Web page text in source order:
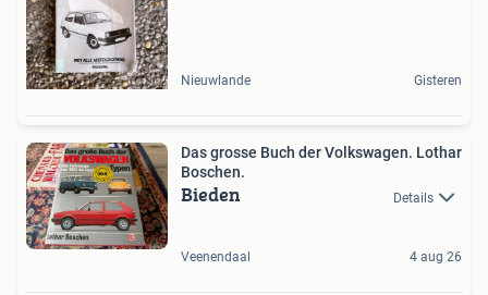
Nieuwlande Gisteren
Das grosse Buch der Volkswagen. Lothar
Boschen.
Bieden Details
Veenendaal 4 aug 26